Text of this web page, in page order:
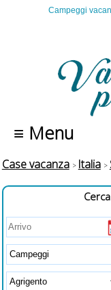
Campeggi
≡ Menu
Case vacanza Italia